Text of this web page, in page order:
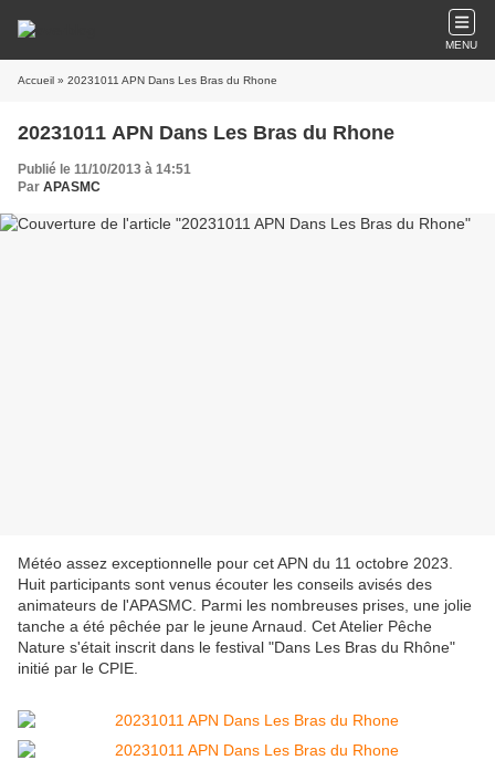
MENU
Accueil » 20231011 APN Dans Les Bras du Rhone
20231011 APN Dans Les Bras du Rhone
Publié le 11/10/2013 à 14:51
Par APASMC
Météo assez exceptionnelle pour cet APN du 11 octobre 2023.
Huit participants sont venus écouter les conseils avisés des
animateurs de l'APASMC. Parmi les nombreuses prises, une jolie
tanche a été pêchée par le jeune Arnaud. Cet Atelier Pêche
Nature s'était inscrit dans le festival "Dans Les Bras du Rhône"
initié par le CPIE.